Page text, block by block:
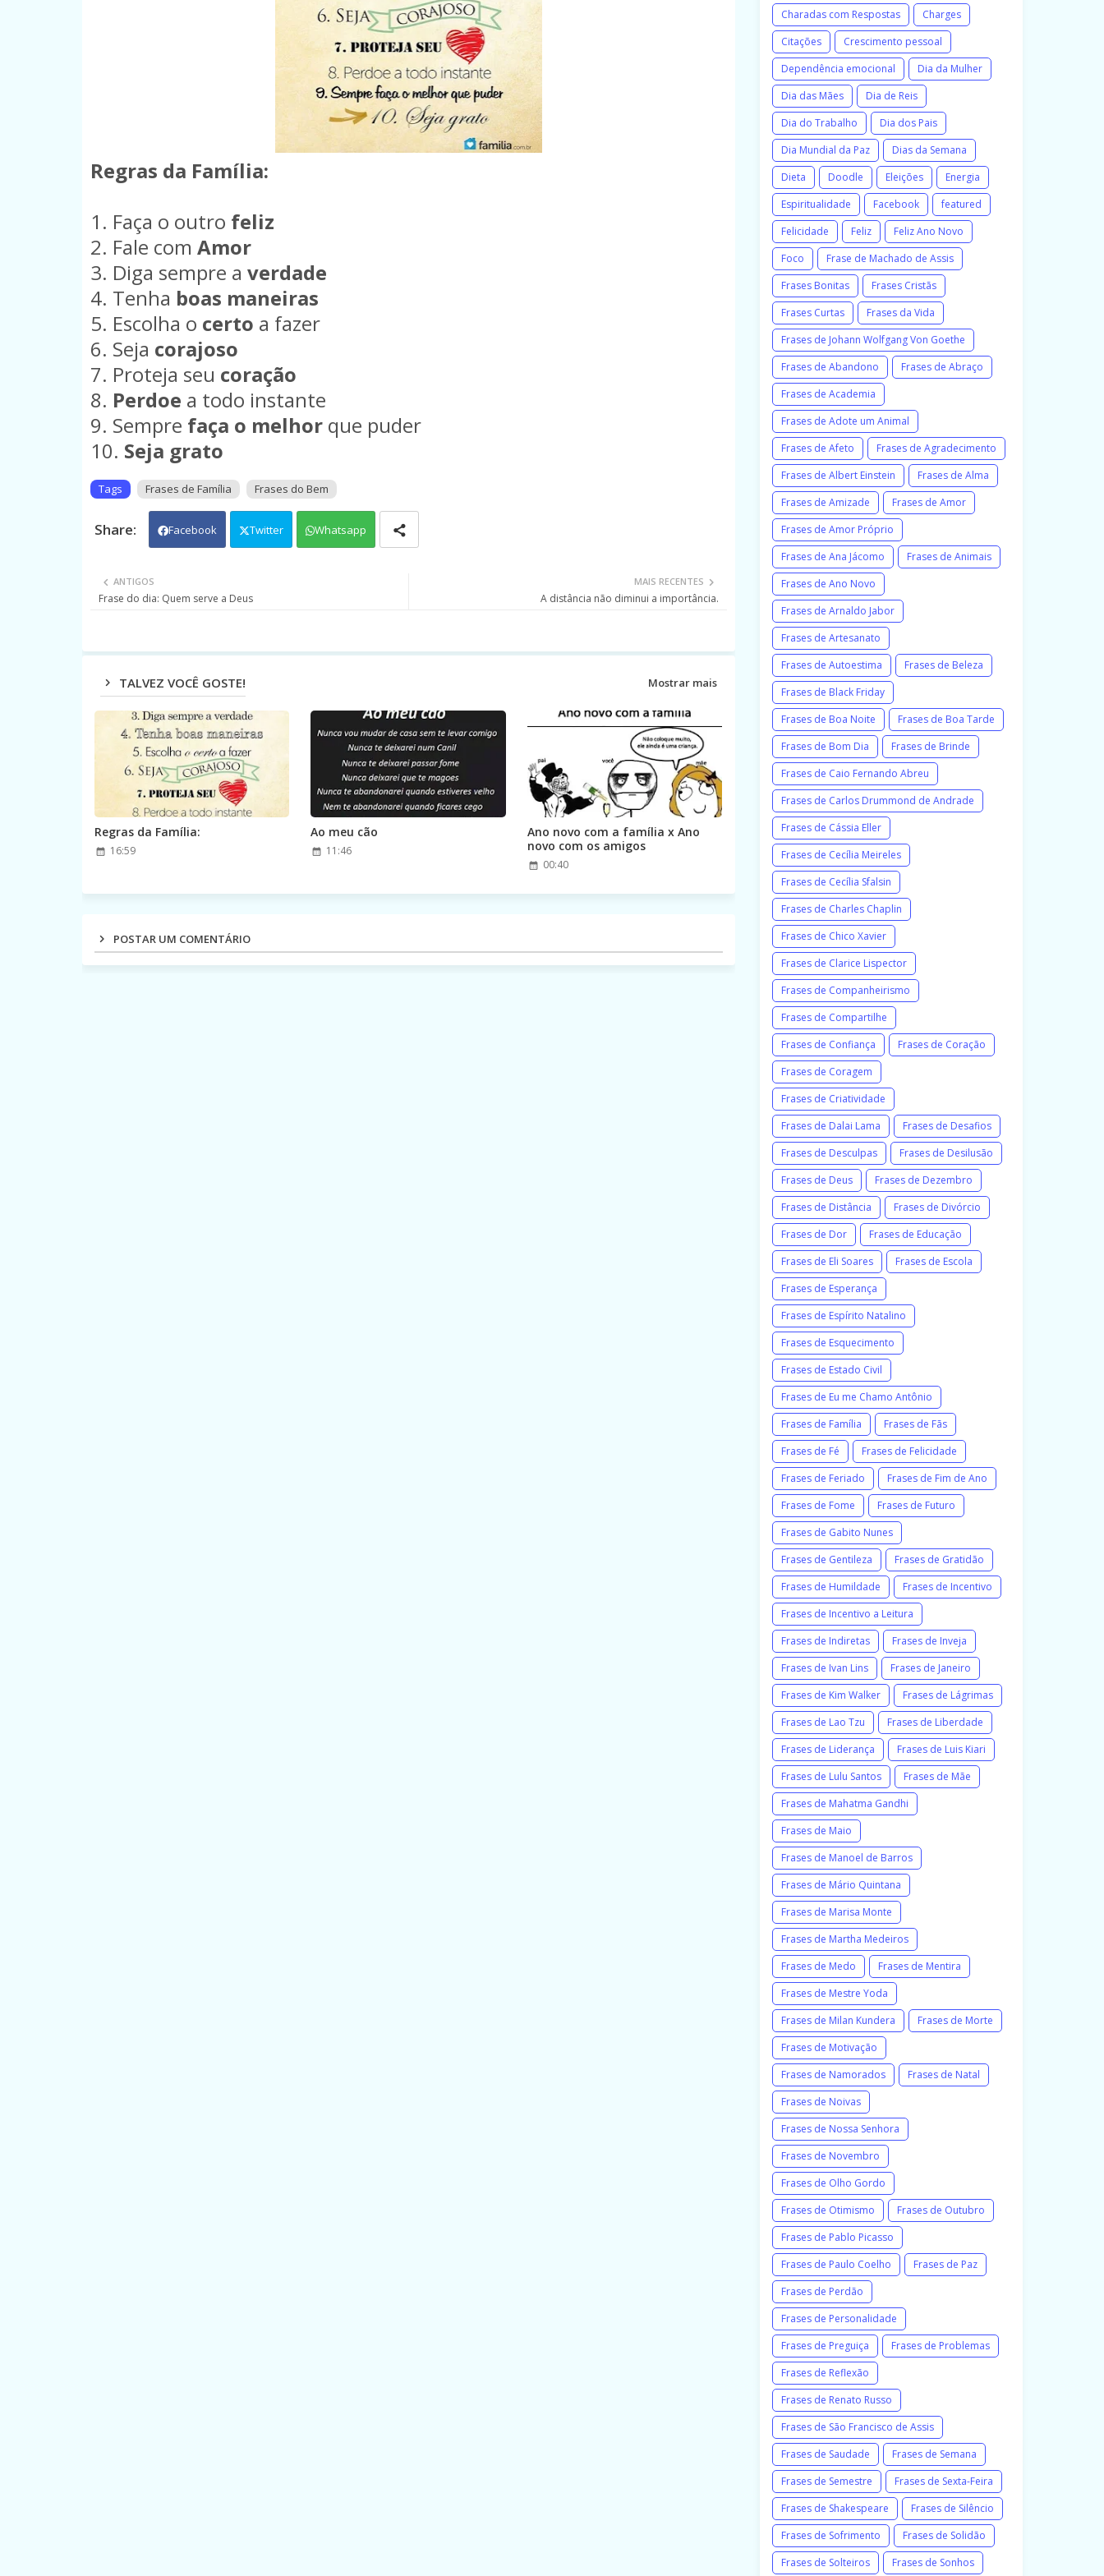
Regras da Família:
1. Faça o outro feliz
2. Fale com Amor
3. Diga sempre a verdade
4. Tenha boas maneiras
5. Escolha o certo a fazer
6. Seja corajoso
7. Proteja seu coração
8. Perdoe a todo instante
9. Sempre faça o melhorque puder
10. Seja grato
Tags Frases de Família Frases do Bem
Facebook Twitter Whatsapp
MAIS RECENTES
A distância não diminui a importância.
ANTIGOS
Frase do dia: Quem serve a Deus
TALVEZ VOCÊ GOSTE! Mostrar mais
Regras da Família:
16:59
Ao meu cão
11:46
Ano novo com a família x Ano
novo com os amigos
00:40
POSTAR UM COMENTÁRIO
Charadas com Respostas
Charges
Citações
Crescimento pessoal
Dependência emocional
Dia da Mulher
Dia das Mães
Dia de Reis
Dia do Trabalho
Dia dos Pais
Dia Mundial da Paz
Dias da Semana
Dieta
Doodle Eleições
Energia
Espiritualidade
Facebook
featured
Felicidade
Feliz
Feliz Ano Novo
Foco
Frase de Machado de Assis
Frases Bonitas
Frases Cristãs
Frases Curtas
Frases da Vida
Frases de Johann Wolfgang Von Goethe
Frases de Abandono
Frases de Abraço
Frases de Academia
Frases de Adote um Animal
Frases de Afeto
Frases de Agradecimento
Frases de Albert Einstein
Frases de Alma
Frases de Amizade
Frases de Amor
Frases de Amor Próprio
Frases de Ana Jácomo
Frases de Animais
Frases de Ano Novo
Frases de Arnaldo Jabor
Frases de Artesanato
Frases de Autoestima
Frases de Beleza
Frases de Black Friday
Frases de Boa Noite
Frases de Boa Tarde
Frases de Bom Dia
Frases de Brinde
Frases de Caio Fernando Abreu
Frases de Carlos Drummond de Andrade
Frases de Cássia Eller
Frases de Cecília Meireles
Frases de Cecília Sfalsin
Frases de Charles Chaplin
Frases de Chico Xavier
Frases de Clarice Lispector
Frases de Companheirismo
Frases de Compartilhe
Frases de Confiança
Frases de Coração
Frases de Coragem
Frases de Criatividade
Frases de Dalai Lama
Frases de Desafios
Frases de Desculpas
Frases de Desilusão
Frases de Deus
Frases de Dezembro
Frases de Distância
Frases de Divórcio
Frases de Dor
Frases de Educação
Frases de Eli Soares
Frases de Escola
Frases de Esperança
Frases de Espírito Natalino
Frases de Esquecimento
Frases de Estado Civil
Frases de Eu me Chamo Antônio
Frases de Família
Frases de Fãs
Frases de Fé
Frases de Felicidade
Frases de Feriado
Frases de Fim de Ano
Frases de Fome
Frases de Futuro
Frases de Gabito Nunes
Frases de Gentileza
Frases de Gratidão
Frases de Humildade
Frases de Incentivo
Frases de Incentivo a Leitura
Frases de Indiretas
Frases de Inveja
Frases de Ivan Lins
Frases de Janeiro
Frases de Kim Walker
Frases de Lágrimas
Frases de Lao Tzu
Frases de Liberdade
Frases de Liderança
Frases de Luis Kiari
Frases de Lulu Santos
Frases de Mãe
Frases de Mahatma Gandhi
Frases de Maio
Frases de Manoel de Barros
Frases de Mário Quintana
Frases de Marisa Monte
Frases de Martha Medeiros
Frases de Medo
Frases de Mentira
Frases de Mestre Yoda
Frases de Milan Kundera
Frases de Morte
Frases de Motivação
Frases de Namorados
Frases de Natal
Frases de Noivas
Frases de Nossa Senhora
Frases de Novembro
Frases de Olho Gordo
Frases de Otimismo
Frases de Outubro
Frases de Pablo Picasso
Frases de Paulo Coelho
Frases de Paz
Frases de Perdão
Frases de Personalidade
Frases de Preguiça
Frases de Problemas
Frases de Reflexão
Frases de Renato Russo
Frases de São Francisco de Assis
Frases de Saudade
Frases de Semana
Frases de Semestre
Frases de Sexta-Feira
Frases de Shakespeare
Frases de Silêncio
Frases de Sofrimento
Frases de Solidão
Frases de Solteiros
Frases de Sonhos